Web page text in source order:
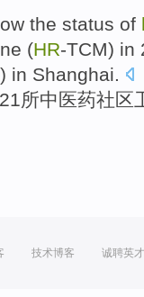
the status of
(HR-TCM) in
) in Shanghai.
21所中医药社区
技术博客 诚聘英才